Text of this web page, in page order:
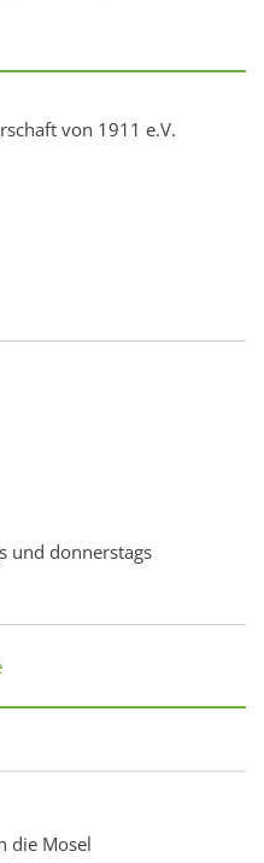
von 1911 e.V.
und donnerstags
die Mosel